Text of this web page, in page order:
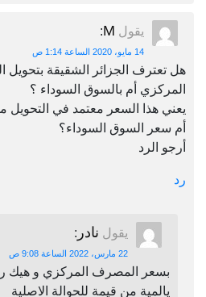
يقول M
:
14 مايو، 2020 الساعة 1:14 ص
هل تعترف الجزائر الشقيقة بتحويل
المركزي أم بالسوق السوداء ؟
يعني هذا السعر معتمد في التحويل
أم سعر السوق السوداء؟
أرجو الرد
رد
يقول نادر :
22 مارس، 2022 الساعة 9:08 ص
بسعر المصرف المركزي و هيك
يالمية من قيمة للحوالة الاصلية